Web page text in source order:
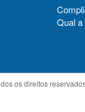
Qual a
os direitos